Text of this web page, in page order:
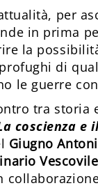
per
in prima
la
di
le guerre
tra storia
coscienza e
Giugno
Vescovile